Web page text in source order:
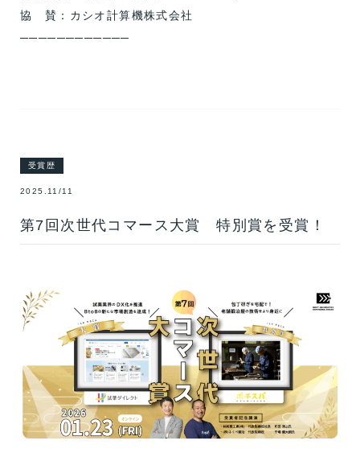
協 賛：カシオ計算機株式会社
────────────
受賞歴
2025.11/11
第7回次世代コマース大賞 特別賞を受賞！